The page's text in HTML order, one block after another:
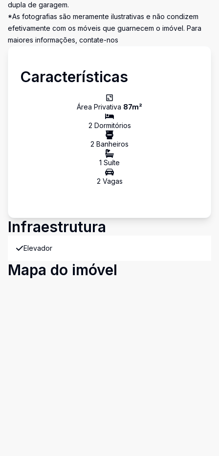
dupla de garagem.
*As fotografias são meramente ilustrativas e não condizem
efetivamente com os móveis que guarnecem o imóvel. Para
maiores informações, contate-nos
Características
Área Privativa 87m²
2 Dormitórios
2 Banheiros
1 Suíte
2 Vagas
Infraestrutura
Elevador
Mapa do imóvel